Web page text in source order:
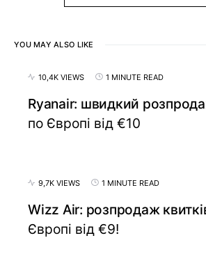
YOU MAY ALSO LIKE
10,4K VIEWS 1 MINUTE READ
Ryanair: швидкий
по Європі від €10
9,7K VIEWS 1 MINUTE READ
Wizz Air: розпродаж
Європі від €9!